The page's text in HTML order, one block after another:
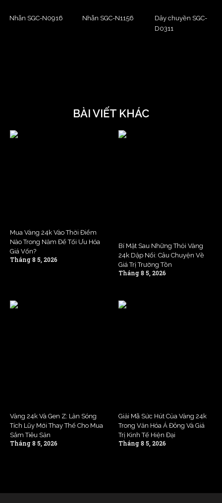
Nhẫn SGC-N0916 Nhẫn SGC-N1156
Dây chuyền SGC-
D0311
BÀI VIẾT KHÁC
Mua Vàng 24k Vào Thời Điểm
Nào Trong Năm Để Tối Ưu Hóa
Giá Vốn?
Tháng 8 5, 2026
Bí Mật Sau Những Thỏi Vàng
24k Dập Nổi: Câu Chuyện Về
Giá Trị Trường Tồn
Tháng 8 5, 2026
Vàng 24k Và Gen Z: Làn Sóng
Tích Lũy Mới Thay Thế Cho Mua
Sắm Tiêu Sản
Tháng 8 5, 2026
Giải Mã Sức Hút Của Vàng 24k
Trong Văn Hóa Á Đông Và Giá
Trị Kinh Tế Hiện Đại
Tháng 8 5, 2026